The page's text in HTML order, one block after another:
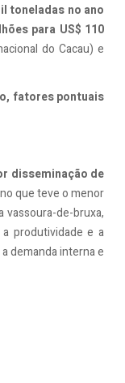
toneladas no ano
para US$ 110
do Cacau) e
fatores pontuais
disseminação de
que teve o menor
vassoura-de-bruxa,
produtividade e a
demanda interna e